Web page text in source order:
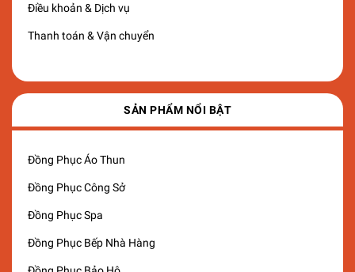
Điều khoản & Dịch vụ
Thanh toán & Vận chuyển
SẢN PHẨM NỔI BẬT
Đồng Phục Áo Thun
Đồng Phục Công Sở
Đồng Phục Spa
Đồng Phục Bếp Nhà Hàng